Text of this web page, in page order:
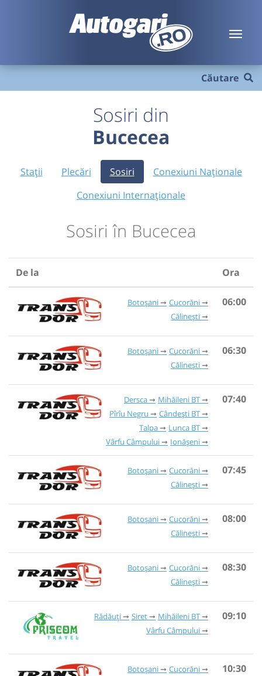
Căutare
Sosiri din
Bucecea
Stații Plecări Sosiri
Conexiuni Naționale
Conexiuni Internaționale
Sosiri în Bucecea
De la Ora
Botoșani
Cucorăni
Călinești
06:00
Botoșani
Cucorăni
Călinești
06:30
Dersca
Mihăileni BT
Pîrîu Negru
Cândești BT
Talpa
Lunca BT
Vârfu Câmpului
Ionășeni
07:40
Botoșani
Cucorăni
Călinești
07:45
Botoșani
Cucorăni
Călinești
08:00
Botoșani
Cucorăni
Călinești
08:30
Rădăuți Siret
Mihăileni BT
Vârfu Câmpului
09:10
Botoșani
Cucorăni
10:30